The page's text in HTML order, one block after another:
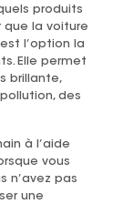
produits
que la voiture
l’option la
Elle permet
brillante,
des
à l’aide
vous
n’avez pas
une